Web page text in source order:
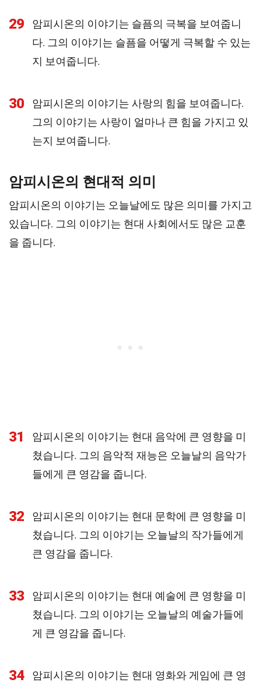
29
암피시온의 이야기는 슬픔의 극복을 보여줍니
다. 그의 이야기는 슬픔을 어떻게 극복할 수 있는
지 보여줍니다.
30
암피시온의 이야기는 사랑의 힘을 보여줍니다.
그의 이야기는 사랑이 얼마나 큰 힘을 가지고 있
는지 보여줍니다.
암피시온의 현대적 의미
암피시온의 이야기는 오늘날에도 많은 의미를 가지고
있습니다. 그의 이야기는 현대 사회에서도 많은 교훈
을 줍니다.
31
암피시온의 이야기는 현대 음악에 큰 영향을 미
쳤습니다. 그의 음악적 재능은 오늘날의 음악가
들에게 큰 영감을 줍니다.
32
암피시온의 이야기는 현대 문학에 큰 영향을 미
쳤습니다. 그의 이야기는 오늘날의 작가들에게
큰 영감을 줍니다.
33
암피시온의 이야기는 현대 예술에 큰 영향을 미
쳤습니다. 그의 이야기는 오늘날의 예술가들에
게 큰 영감을 줍니다.
34
암피시온의 이야기는 현대 영화와 게임에 큰 영